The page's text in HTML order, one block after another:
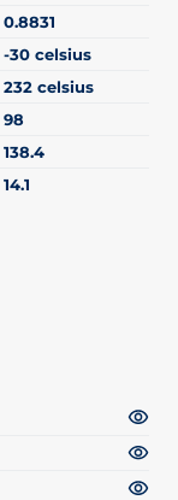
0.8831
-30 celsius
232 celsius
98
138.4
14.1